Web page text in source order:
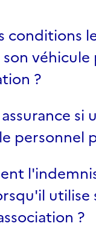
conditions
?
si
personnel
utilise
?